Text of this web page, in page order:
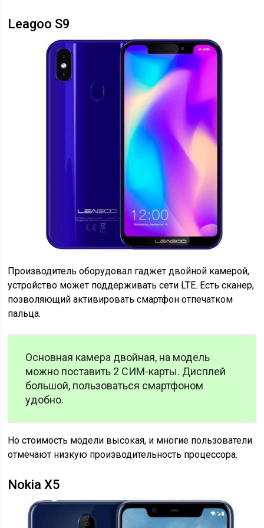
Leagoo S9
Производитель оборудовал гаджет двойной камерой,
устройство может поддерживать сети LTE. Есть сканер,
позволяющий активировать смартфон отпечатком
пальца.
Основная камера двойная, на модель
можно поставить 2 СИМ-карты. Дисплей
большой, пользоваться смартфоном
удобно.
Но стоимость модели высокая, и многие пользователи
отмечают низкую производительность процессора.
Nokia X5